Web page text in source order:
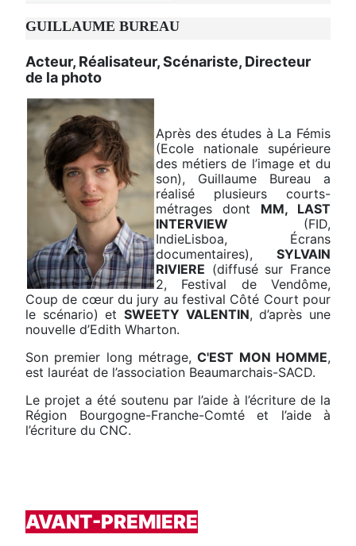
GUILLAUME BUREAU
Acteur, Réalisateur, Scénariste, Directeur
de la photo
Après des études à La Fémis
(Ecole nationale supérieure
des métiers de l’image et du
son), Guillaume Bureau a
réalisé plusieurs courts-
métrages dont MM, LAST
INTERVIEW (FID,
IndieLisboa, Écrans
documentaires), SYLVAIN
RIVIERE (diffusé sur France
2, Fes­tival de Vendôme,
Coup de cœur du jury au festival Côté Court pour
le scénario) et SWEETY VALENTIN, d’après une
nouvelle d’Edith Wharton.
Son premier long métrage,C'EST MON HOMME,
est lauréat de l’associa­tion Beaumarchais-SACD.
Le projet a été soutenu par l’aide à l’écriture de la
Région Bourgogne-Franche-Comté et l’aide à
l’écriture du CNC.
AVANT-PREMIERE